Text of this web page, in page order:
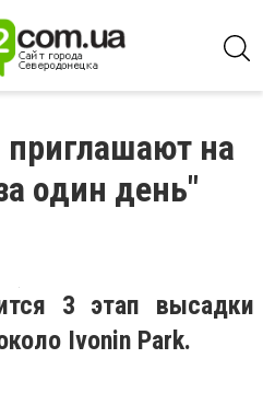
на
один день"
3 этап высадки
Ivonin Park.